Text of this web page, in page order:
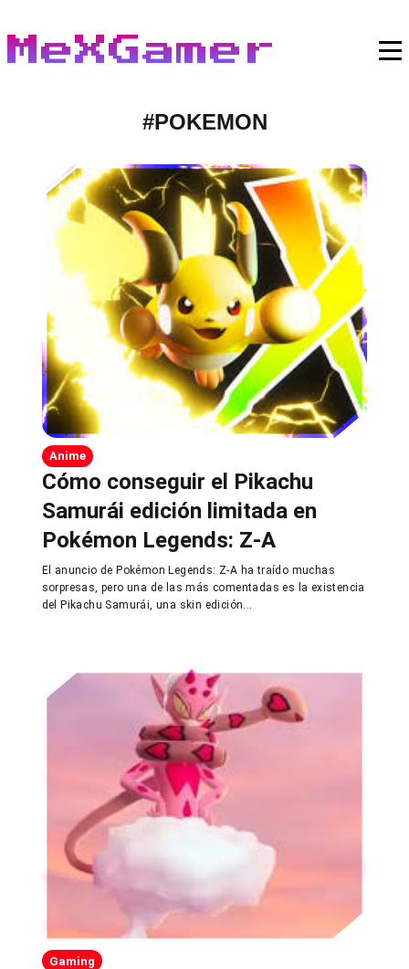
MeXGamer
#POKEMON
Anime
Cómo conseguir el Pikachu
Samurái edición limitada en
Pokémon Legends: Z-A
El anuncio de Pokémon Legends: Z-A ha traído muchas
sorpresas, pero una de las más comentadas es la existencia
del Pikachu Samurái, una skin edición...
Gaming